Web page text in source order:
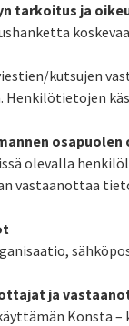
tarkoitus ja
kutsujen
Henkilötietojen
olevalla
vastaanottaa
ja
Konsta